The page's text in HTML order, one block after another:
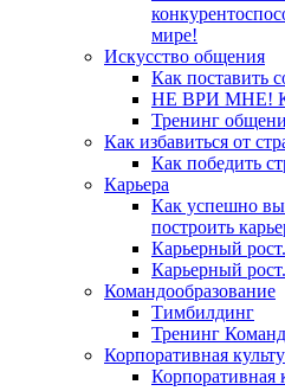
мире!
Искусство общения
Как поставить
НЕ ВРИ МНЕ!
Тренинг
Как избавиться от
Как победить
Карьера
Как успешно
построить
Карьерный
Карьерный
Командообразование
Тимбилдинг
Тренинг
Корпоративная
Корпоративная